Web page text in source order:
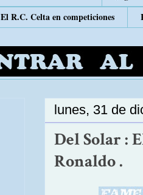
El R.C. Celta en competiciones
lunes, 31 de
Del Solar :
Ronaldo .